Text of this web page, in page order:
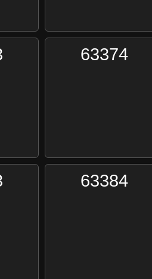
63374
63384